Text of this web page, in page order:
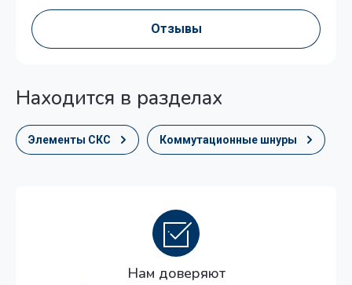
Отзывы
Находится в разделах
Элементы СКС Коммутационные шнуры
Нам доверяют